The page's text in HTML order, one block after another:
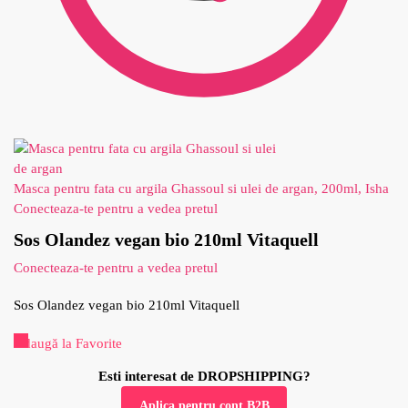
Masca pentru fata cu argila Ghassoul si ulei de argan, 200ml, Isha
Conecteaza-te pentru a vedea pretul
Sos Olandez vegan bio 210ml Vitaquell
Conecteaza-te pentru a vedea pretul
Sos Olandez vegan bio 210ml Vitaquell
Adaugă la Favorite
Esti interesat de DROPSHIPPING?